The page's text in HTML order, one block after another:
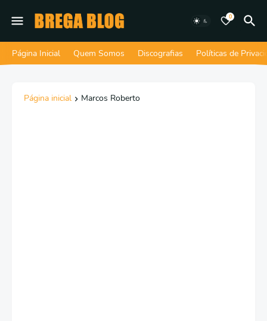
0
Página Inicial Quem Somos Discografias Políticas de
Página inicial Marcos Roberto